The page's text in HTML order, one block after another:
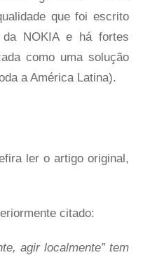
que foi escrito
NOKIA e há fortes
como uma solução
a América Latina).
ler o artigo original,
citado:
agir localmente” tem